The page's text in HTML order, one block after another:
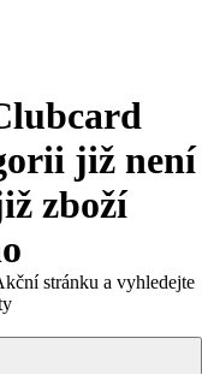
již není
zboží
stránku a vyhledejte